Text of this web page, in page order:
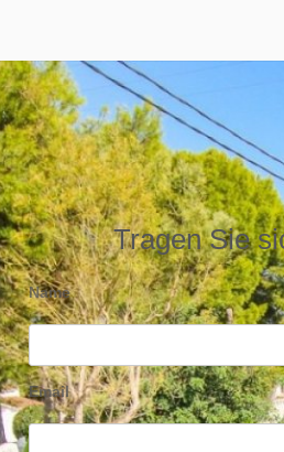
Tragen Sie
Name
Email